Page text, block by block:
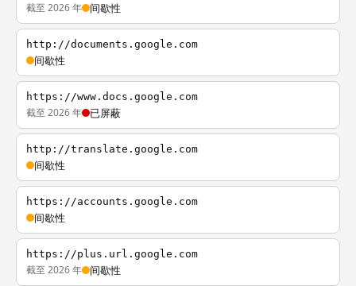
截至 2026 年 间歇性
http://documents.google.com
间歇性
https://www.docs.google.com
截至 2026 年 已屏蔽
http://translate.google.com
间歇性
https://accounts.google.com
间歇性
https://plus.url.google.com
截至 2026 年 间歇性